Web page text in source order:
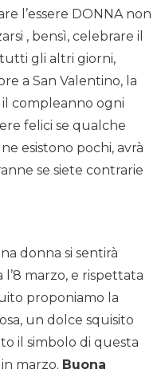
l’essere DONNA non
, bensì, celebrare il
gli altri giorni,
a San Valentino, la
il compleanno ogni
felici se qualche
esistono pochi, avrà
se siete contrarie
donna si sentirà
l’8 marzo, e rispettata
proponiamo la
un dolce squisito
il simbolo di questa
marzo. Buona